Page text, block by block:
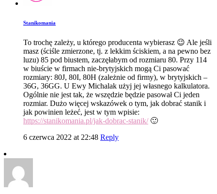
Stanikomania
To trochę zależy, u którego producenta wybierasz 😉 Ale jeśli
masz (ściśle zmierzone, tj. z lekkim ściskiem, a na pewno bez
luzu) 85 pod biustem, zaczęłabym od rozmiaru 80. Przy 114
w biuście w firmach nie-brytyjskich mogą Ci pasować
rozmiary: 80J, 80I, 80H (zależnie od firmy), w brytyjskich –
36G, 36GG. U Ewy Michalak użyj jej własnego kalkulatora.
Ogólnie nie jest tak, że wszędzie będzie pasował Ci jeden
rozmiar. Dużo więcej wskazówek o tym, jak dobrać stanik i
jak powinien leżeć, jest w tym wpisie:
https://stanikomania.pl/jak-dobrac-stanik/🙂
6 czerwca 2022 at 22:48 Reply